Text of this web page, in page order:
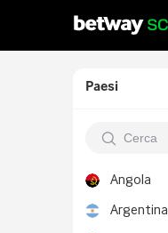
Paesi
Angola
Argentina